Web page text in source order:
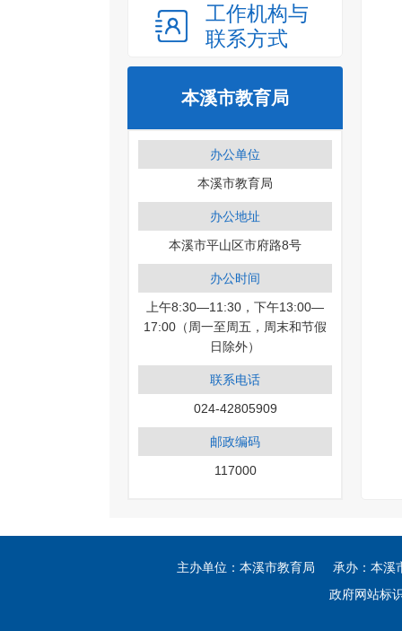
工作机构与
联系方式
本溪市教育局
办公单位
本溪市教育局
办公地址
本溪市平山区市府路8号
办公时间
上午8:30—11:30，下午13:00—
17:00（周一至周五，周末和节假
日除外）
联系电话
024-42805909
邮政编码
117000
主办单位：本溪市教育局 承办：本
政府网站标